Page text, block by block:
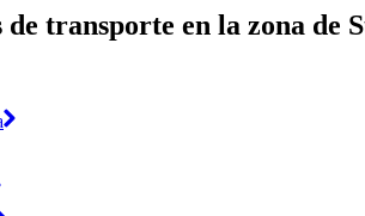
de transporte en la zona de